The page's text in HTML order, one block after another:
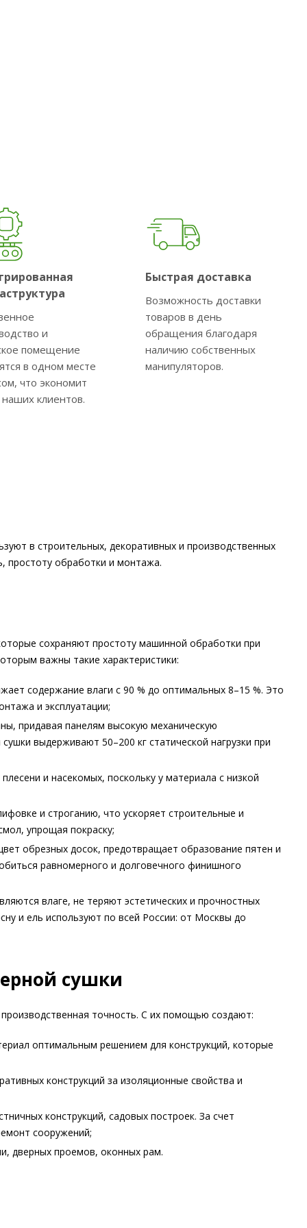
и
помещение
в одном месте
что экономит
клиентов.
Быстрая доставка
Возможность доставки
товаров в день
обращения благодаря
наличию собственных
манипуляторов.
в строительных, декоративных и производственных
простоту обработки и монтажа.
сохраняют простоту машинной обработки при
важны такие характеристики:
содержание влаги с 90 % до оптимальных 8–15 %. Это
и эксплуатации;
придавая панелям высокую механическую
выдерживают 50–200 кг статической нагрузки при
и насекомых, поскольку у материала с низкой
и строганию, что ускоряет строительные и
упрощая покраску;
обрезных досок, предотвращает образование пятен и
равномерного и долговечного финишного
влаге, не теряют эстетических и прочностных
и ель используют по всей России: от Москвы до
сушки
точность. С их помощью создают:
оптимальным решением для конструкций, которые
конструкций за изоляционные свойства и
конструкций, садовых построек. За счет
сооружений;
дверных проемов, оконных рам.